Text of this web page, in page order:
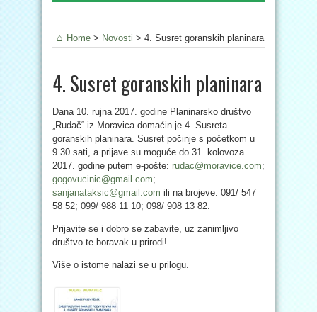
Home > Novosti > 4. Susret goranskih planinara
4. Susret goranskih planinara
Dana 10. rujna 2017. godine Planinarsko društvo
„Rudač“ iz Moravica domaćin je 4. Susreta
goranskih planinara. Susret počinje s početkom u
9.30 sati, a prijave su moguće do 31. kolovoza
2017. godine putem e-pošte: rudac@moravice.com;
gogovucinic@gmail.com;
sanjanataksic@gmail.com ili na brojeve: 091/ 547
58 52; 099/ 988 11 10; 098/ 908 13 82.
Prijavite se i dobro se zabavite, uz zanimljivo
društvo te boravak u prirodi!
Više o istome nalazi se u prilogu.